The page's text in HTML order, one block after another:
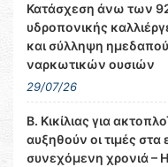
Κατάσχεση άνω των
υδροπονικής
και σύλληψη
ναρκωτικών ουσιών
29/07/26
Β. Κικίλιας για
αυξηθούν οι τιμές στα
συνεχόμενη χρονιά –